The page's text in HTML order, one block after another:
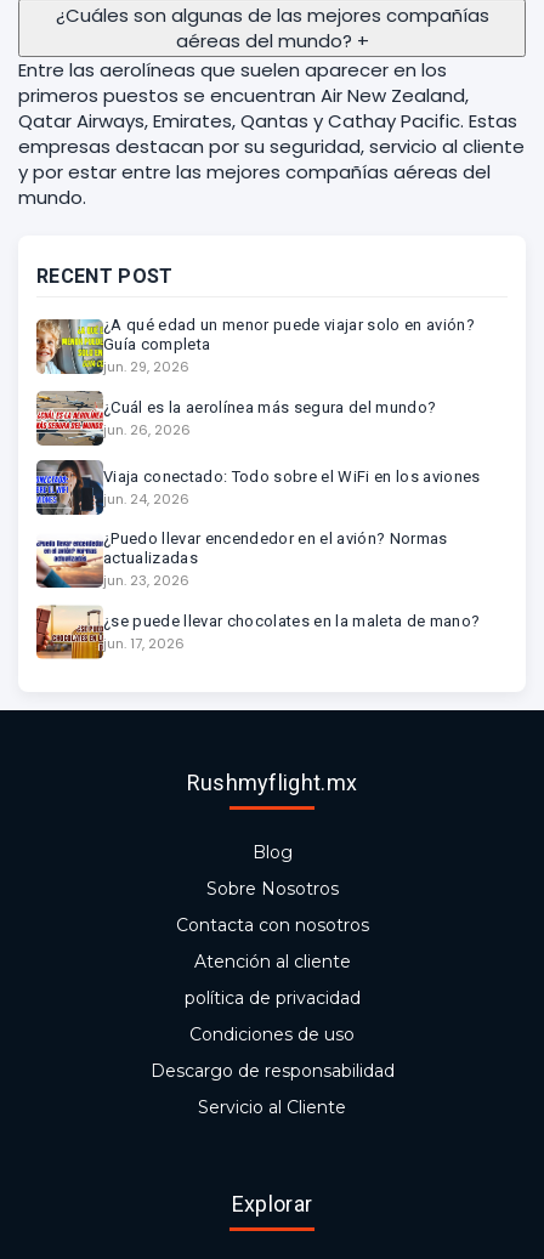
¿Cuáles son algunas de las mejores compañías
aéreas del mundo? +
Entre las aerolíneas que suelen aparecer en los
primeros puestos se encuentran Air New Zealand,
Qatar Airways, Emirates, Qantas y Cathay Pacific. Estas
empresas destacan por su seguridad, servicio al cliente
y por estar entre las mejores compañías aéreas del
mundo.
RECENT POST
¿A qué edad un menor puede viajar solo en avión?
Guía completa
jun. 29, 2026
¿Cuál es la aerolínea más segura del mundo?
jun. 26, 2026
Viaja conectado: Todo sobre el WiFi en los aviones
jun. 24, 2026
¿Puedo llevar encendedor en el avión? Normas
actualizadas
jun. 23, 2026
¿se puede llevar chocolates en la maleta de mano?
jun. 17, 2026
Rushmyflight.mx
Blog
Sobre Nosotros
Contacta con nosotros
Atención al cliente
política de privacidad
Condiciones de uso
Descargo de responsabilidad
Servicio al Cliente
Explorar